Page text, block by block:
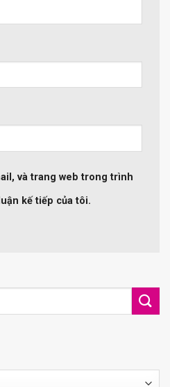
và trang web trong trình
kế tiếp của tôi.